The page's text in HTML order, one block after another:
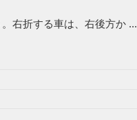
右折する車は、右後方か ...